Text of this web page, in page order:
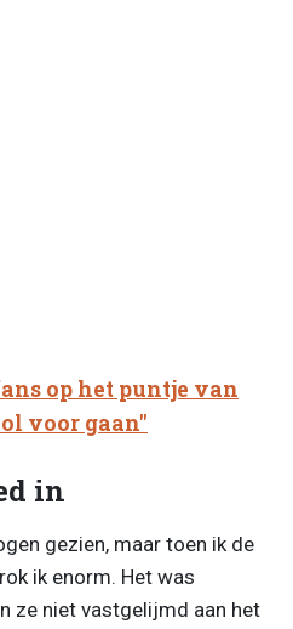
op het puntje van
voor gaan"
in
gezien, maar toen ik de
ik enorm. Het was
ze niet vastgelijmd aan het